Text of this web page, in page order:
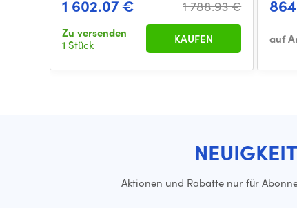
1 602.07 € 1 788.93 €
Zu versenden
1 Stück
KAUFEN auf
Aktionen und Rabatte nur für